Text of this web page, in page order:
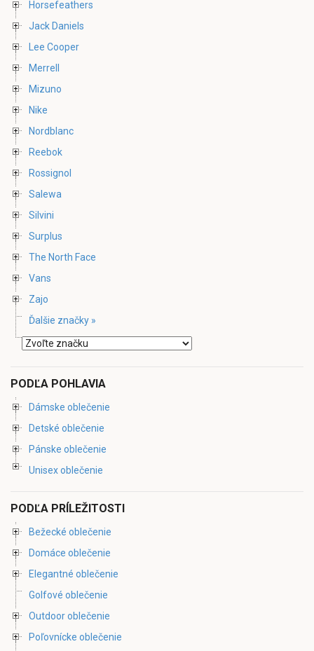
Horsefeathers
Jack Daniels
Lee Cooper
Merrell
Mizuno
Nike
Nordblanc
Reebok
Rossignol
Salewa
Silvini
Surplus
The North Face
Vans
Zajo
Ďalšie značky »
PODĽA POHLAVIA
Dámske oblečenie
Detské oblečenie
Pánske oblečenie
Unisex oblečenie
PODĽA PRÍLEŽITOSTI
Bežecké oblečenie
Domáce oblečenie
Elegantné oblečenie
Golfové oblečenie
Outdoor oblečenie
Poľovnícke oblečenie